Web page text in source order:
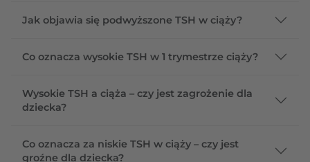
Jak objawia się podwyższone TSH w ciąży?
Co oznacza wysokie TSH w 1 trymestrze ciąży?
Wysokie TSH a ciąża – czy jest zagrożenie dla
dziecka?
Co oznacza za niskie TSH w ciąży – czy jest
groźne dla dziecka?